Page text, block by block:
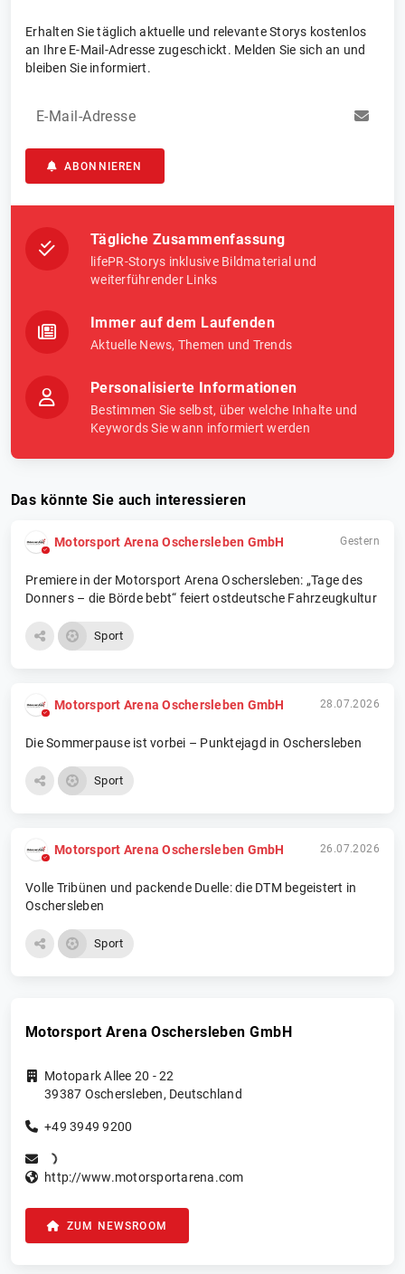
Erhalten Sie täglich aktuelle und relevante Storys kostenlos
an Ihre E-Mail-Adresse zugeschickt. Melden Sie sich an und
bleiben Sie informiert.
E-Mail-Adresse
ABONNIEREN
Tägliche Zusammenfassung
lifePR-Storys inklusive Bildmaterial und
weiterführender Links
Immer auf dem Laufenden
Aktuelle News, Themen und Trends
Personalisierte Informationen
Bestimmen Sie selbst, über welche Inhalte und
Keywords Sie wann informiert werden
Das könnte Sie auch interessieren
Motorsport Arena Oschersleben GmbH Gestern
Premiere in der Motorsport Arena Oschersleben: „Tage des
Donners – die Börde bebt“ feiert ostdeutsche Fahrzeugkultur
Sport
Motorsport Arena Oschersleben GmbH 28.07.2026
Die Sommerpause ist vorbei – Punktejagd in Oschersleben
Sport
Motorsport Arena Oschersleben GmbH 26.07.2026
Volle Tribünen und packende Duelle: die DTM begeistert in
Oschersleben
Sport
Motorsport Arena Oschersleben GmbH
Motopark Allee 20 - 22
39387 Oschersleben, Deutschland
+49 3949 9200
http://www.motorsportarena.com
ZUM NEWSROOM